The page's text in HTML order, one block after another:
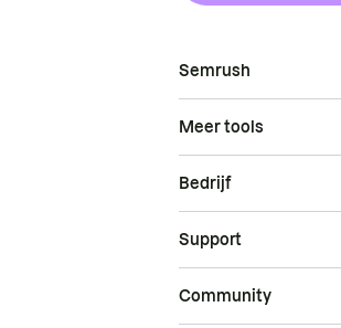
Semrush
Meer tools
Bedrijf
Support
Community